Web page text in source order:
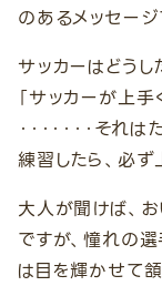
のあるメッセージ
サッカーはどうし
「サッカーが上
・・・・・・・そ
練習したら、必ず
大人が聞けば、お
ですが、憧れの
は目を輝かせて